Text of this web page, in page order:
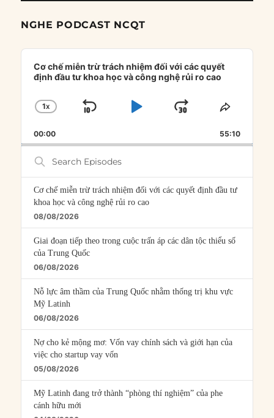
NGHE PODCAST NCQT
Audio
Player
Cơ chế miễn trừ trách nhiệm đối với các quyết
định đầu tư khoa học và công nghệ rủi ro cao
CHANGE
RATE
1X
SKIP
PLAYJUMP
FORWARD
SHARE
00:00 55:10
Search
Episodes
Cơ chế miễn trừ trách nhiệm đối với các quyết định đầu tư
khoa học và công nghệ rủi ro cao
08/08/2026
Giai đoạn tiếp theo trong cuộc trấn áp các dân tộc thiểu số
của Trung Quốc
06/08/2026
Nỗ lực âm thầm của Trung Quốc nhằm thống trị khu vực
Mỹ Latinh
06/08/2026
Nợ cho kẻ mộng mơ: Vốn vay chính sách và giới hạn của
việc cho startup vay vốn
05/08/2026
Mỹ Latinh đang trở thành “phòng thí nghiệm” của phe
cánh hữu mới